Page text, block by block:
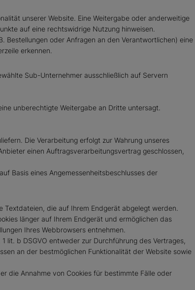
unserer Website. Eine Weitergabe oder anderweitige
auf eine rechtswidrige Nutzung hinweisen.
Bestellungen oder Anfragen an den Verantwortlichen) eine
erkennen.
Sub-Unternehmer ausschließlich auf Servern
unberechtigte Weitergabe an Dritte untersagt.
Die Verarbeitung erfolgt zur Wahrung unseres
einen Auftragsverarbeitungsvertrag geschlossen,
Basis eines Angemessenheitsbeschlusses der
die auf Ihrem Endgerät abgelegt werden.
länger auf Ihrem Endgerät und ermöglichen das
Ihres Webbrowsers entnehmen.
lit. b DSGVO entweder zur Durchführung des Vertrages,
an der bestmöglichen Funktionalität der Website sowie
die Annahme von Cookies für bestimmte Fälle oder